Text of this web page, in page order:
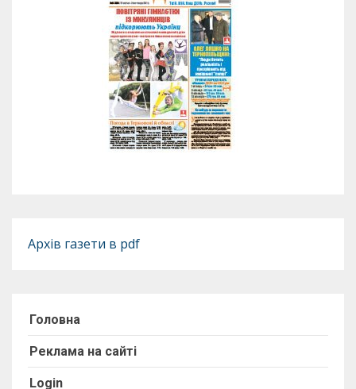
Архів газети в pdf
Головна
Реклама на сайті
Login